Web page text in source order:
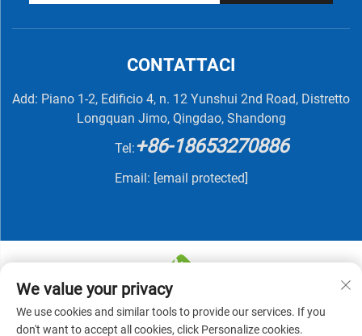
CONTATTACI
Add: Piano 1-2, Edificio 4, n. 12 Yunshui 2nd Road, Distretto
Longquan Jimo, Qingdao, Shandong
Tel:+86-18653270886
Email: [email protected]
Copyright © 2025 di QINGDAO NUTRIVIT BIOTECH CO.,
We value your privacy
We use cookies and similar tools to provide our services. If you
don't want to accept all cookies, click Personalize cookies.